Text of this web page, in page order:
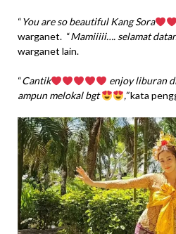
“You are so beautiful Kang Sora
warganet. “Mamiiiii…. selamat
warganet lain.
“Cantik enjoy liburan
ampun melokal bgt
,”kata